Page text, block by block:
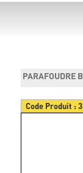
PARAFOUDRE
Code Produit :